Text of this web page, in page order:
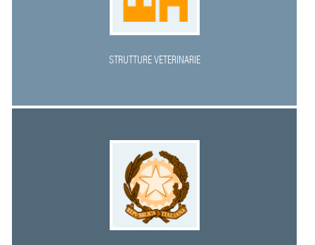
STRUTTURE VETERINARIE